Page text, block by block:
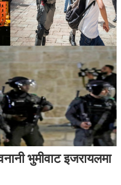
भुमीवाट इजरायलमा